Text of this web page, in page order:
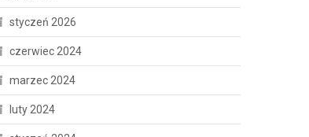
styczeń 2026
czerwiec 2024
marzec 2024
luty 2024